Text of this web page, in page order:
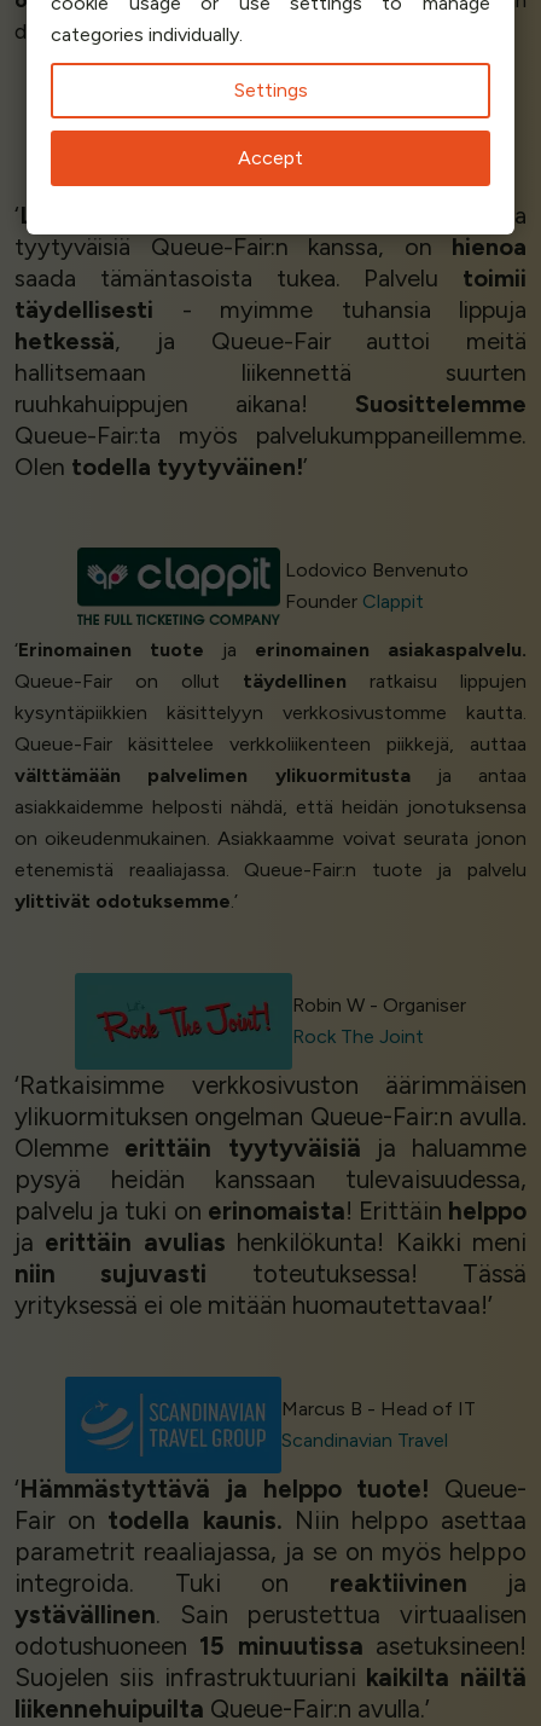
dokumentaationsa ontäydellinen ja tarkka
Christophe C - CEO
My Hobby Place
‘Loistavaa!
Olemme erittäin tyytyväisiä ja
tyytyväisiä Queue-Fair:n kanssa, on hienoa
saada tämäntasoista tukea. Palvelu toimii
täydellisesti - myimme tuhansia lippuja
hetkessä, ja Queue-Fair auttoi meitä
hallitsemaan liikennettä suurten
ruuhkahuippujen aikana! Suosittelemme
Queue-Fair:ta myös palvelukumppaneillemme.
Olen todella tyytyväinen!’
Lodovico Benvenuto
Founder Clappit
‘Erinomainen tuote ja erinomainen asiakaspalvelu.
Queue-Fair on ollut täydellinen ratkaisu lippujen
kysyntäpiikkien käsittelyyn verkkosivustomme kautta.
Queue-Fair käsittelee verkkoliikenteen piikkejä, auttaa
välttämään palvelimen ylikuormitustaja antaa
asiakkaidemme helposti nähdä, että heidän jonotuksensa
on oikeudenmukainen. Asiakkaamme voivat seurata jonon
etenemistä reaaliajassa. Queue-Fair:n tuote ja palvelu
ylittivät odotuksemme.’
Robin W - Organiser
Rock The Joint
‘Ratkaisimme verkkosivuston äärimmäisen
ylikuormituksen ongelman Queue-Fair:n avulla.
Olemme erittäin tyytyväisiä ja haluamme
pysyä heidän kanssaan tulevaisuudessa,
palvelu ja tuki on erinomaista! Erittäin helppo
ja erittäin avulias henkilökunta! Kaikki meni
niin sujuvasti toteutuksessa! Tässä
yrityksessä ei ole mitään huomautettavaa!’
Marcus B - Head of IT
Scandinavian Travel
‘Hämmästyttävä ja helppo tuote! Queue-
Fair on todella kaunis. Niin helppo asettaa
parametrit reaaliajassa, ja se on myös helppo
integroida. Tuki on reaktiivinen ja
ystävällinen. Sain perustettua virtuaalisen
odotushuoneen 15 minuutissa asetuksineen!
Suojelen siis infrastruktuuriani kaikilta näiltä
liikennehuipuilta Queue-Fair:n avulla.’
categories individually.
Settings
Accept